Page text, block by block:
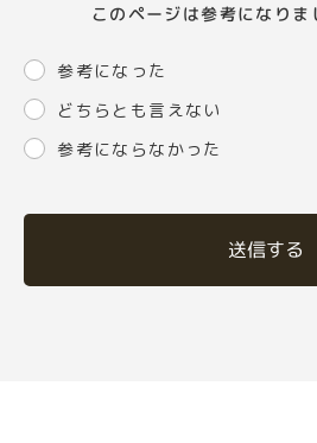
このページは参考になりま
参考になった
どちらとも言えない
参考にならなかった
送信する